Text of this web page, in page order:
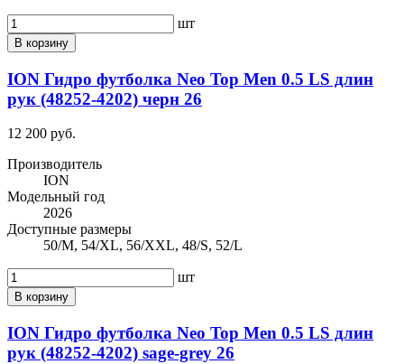
шт
В корзину
ION Гидро футболка Neo Top Men 0.5 LS длин
рук (48252-4202) черн 26
12 200 руб.
Производитель
ION
Модельный год
2026
Доступные размеры
50/M, 54/XL, 56/XXL, 48/S, 52/L
шт
В корзину
ION Гидро футболка Neo Top Men 0.5 LS длин
рук (48252-4202) sage-grey 26